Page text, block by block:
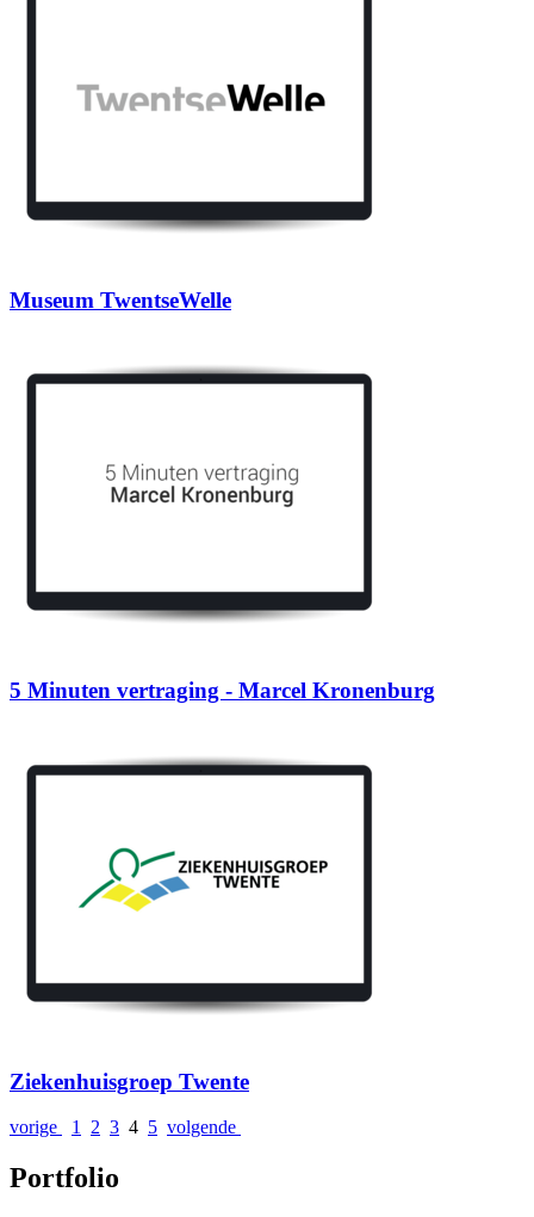
Museum TwentseWelle
5 Minuten vertraging - Marcel Kronenburg
Ziekenhuisgroep Twente
vorige 1 2 3 4 5 volgende
Portfolio